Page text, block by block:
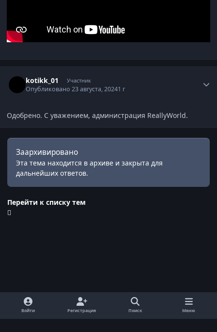
kotikk_01 Участник
Опубликовано23 августа, 20241 г
Одобрено. С уважением, администрация ReallyWorld.
Заархивировано
Эта тема находится в архиве и закрыта для
дальнейших ответов.
Перейти к списку тем
Войти Регистрация Поиск Меню